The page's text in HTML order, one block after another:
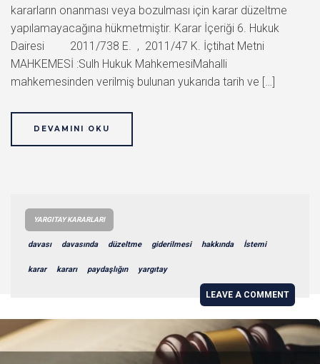
kararların onanması veya bozulması için karar düzeltme
yapılamayacağına hükmetmiştir. Karar İçeriği 6. Hukuk
Dairesi 2011/738 E. , 2011/47 K. İçtihat Metni
MAHKEMESİ :Sulh Hukuk MahkemesiMahalli
mahkemesinden verilmiş bulunan yukarıda tarih ve […]
DEVAMINI OKU
YARGITAY KARARLARI
davası davasında düzeltme giderilmesi hakkında İstemi
karar kararı paydaşlığın yargıtay
LEAVE A COMMENT